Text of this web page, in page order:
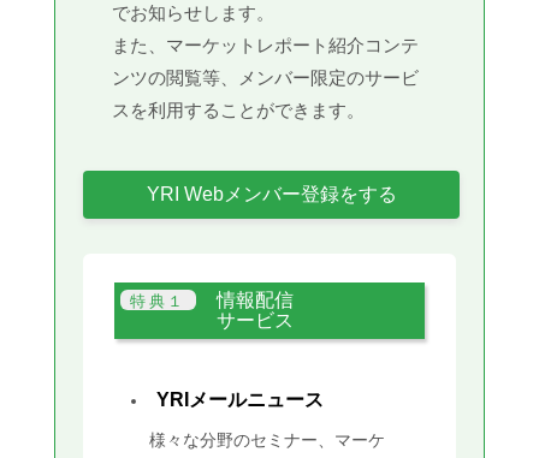
でお知らせします。
また、マーケットレポート紹介コンテ
ンツの閲覧等、メンバー限定のサービ
スを利用することができます。
YRI Webメンバー登録をする
情報配信
サービス
YRIメールニュース
様々な分野のセミナー、マーケ